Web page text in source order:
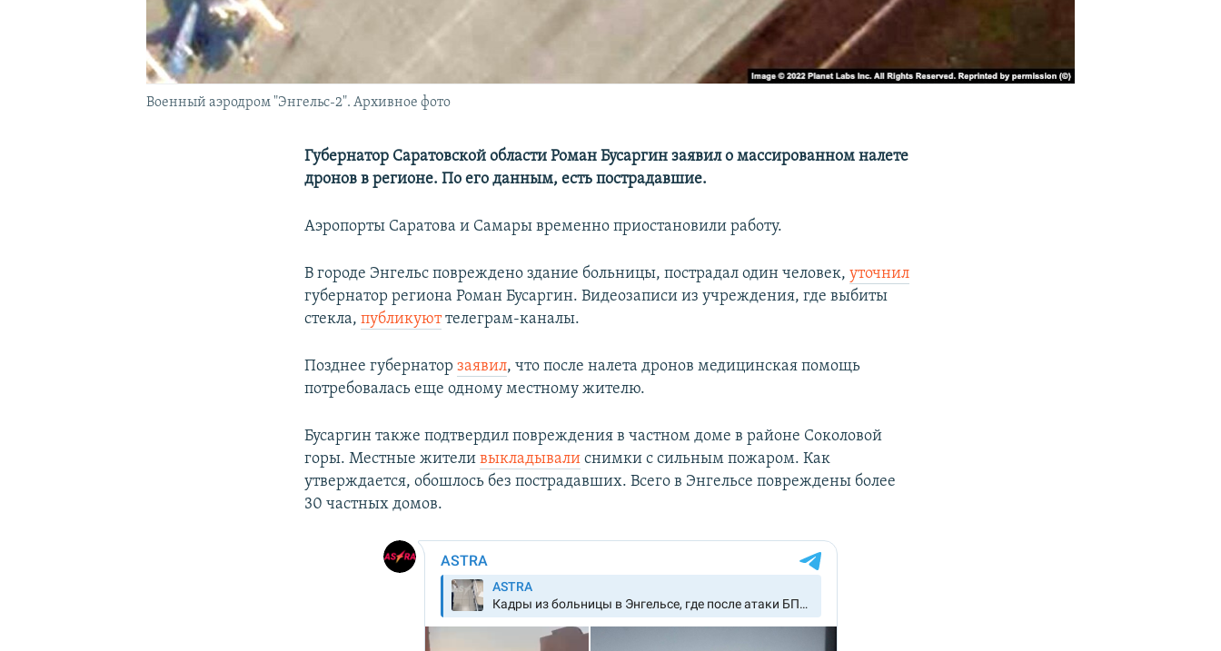
Военный аэродром "Энгельс-2". Архивное фото
Губернатор Саратовской области Роман Бусаргин заявил о массированном налете
дронов в регионе. По его данным, есть пострадавшие.
Аэропорты Саратова и Самары временно приостановили работу.
В городе Энгельс повреждено здание больницы, пострадал один человек,уточнил
губернатор региона Роман Бусаргин. Видеозаписи из учреждения, где выбиты
стекла,публикуюттелеграм-каналы.
Позднее губернаторзаявил, что после налета дронов медицинская помощь
потребовалась еще одному местному жителю.
Бусаргин также подтвердил повреждения в частном доме в районе Соколовой
горы. Местные жителивыкладывали снимки с сильным пожаром. Как
утверждается, обошлось без пострадавших. Всего в Энгельсе повреждены более
30 частных домов.